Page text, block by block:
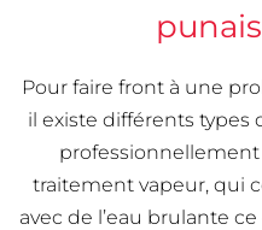
Pour faire front à une
il existe différents types
traitement vapeur, qui
avec de l’eau brulante